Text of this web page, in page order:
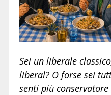
Sei un liberale
liberal? O forse sei
senti più